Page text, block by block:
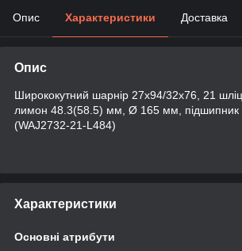
Опис Характеристики Доставка
Опис
Ширококутний шарнір 27x94/32x76, 21
лимон 48.3(58.5) мм, Ø 165 мм, підшипник
(WAJ2732-21-L484)
Характеристики
Основні атрибути